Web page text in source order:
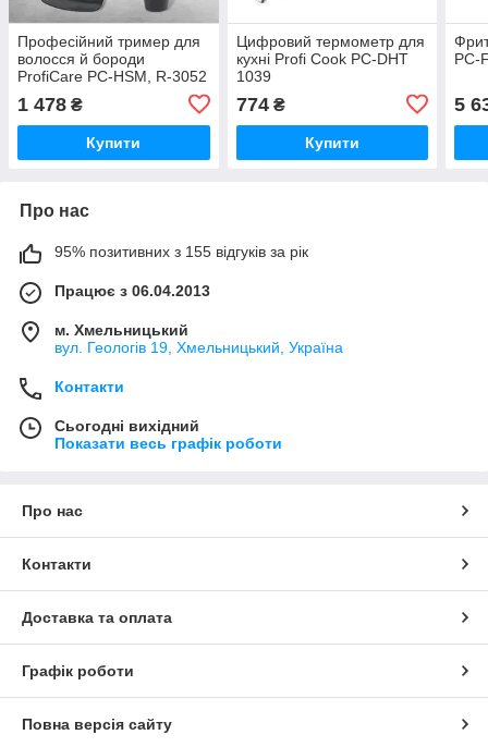
Професійний тример для
волосся й бороди
ProfiCare PC-HSM, R-3052
1 478 ₴
Купити
Цифровий термометр для
кухні Profi Cook PC-DHT
1039
774₴
Купити
PC-
5
Про нас
95% позитивних з 155 відгуків за рік
Працює з 06.04.2013
м. Хмельницький
вул. Геологів 19, Хмельницький, Україна
Контакти
Сьогодні вихідний
Показати весь графік роботи
Про нас
Контакти
Доставка та оплата
Графік роботи
Повна версія сайту